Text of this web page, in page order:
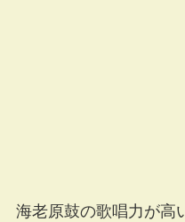
海老原鼓の歌唱力が高